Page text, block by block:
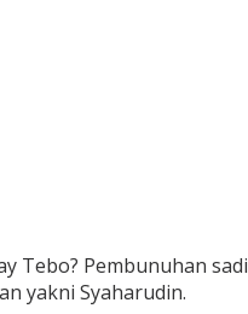
Tebo? Pembunuhan
yakni Syaharudin.